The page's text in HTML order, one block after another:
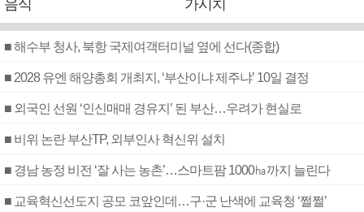
음식
가시치
■ 해수부 청사, 북항 국제여객터미널 옆에 선다(종합)
■ 2028 유엔 해양총회 개최지, ‘부산이냐 제주냐’ 10일 결정
■ 외국인 선원 ‘인신매매 경유지’ 된 부산…우려가 현실로
■ 비위 논란 부산TP, 외부인사 혁신위 설치
■ 경남 농정 비전 ‘잘 사는 농촌’…스마트팜 1000㏊까지 늘린다
■ 교육혁신선도지 공모 코앞인데…구·군 난색에 교육청 ‘쩔쩔’